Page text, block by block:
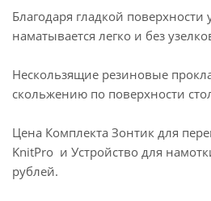
Благодаря гладкой поверхности
наматывается легко и без
Нескользящие резиновые
скольжению по поверхности
Цена Комплекта Зонтик для
KnitPro и Устройство для
рублей.